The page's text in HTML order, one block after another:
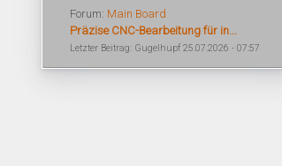
Forum: Main Board
Präzise CNC-Bearbeitung für in...
Letzter Beitrag: Gugelhupf 25.07.2026 - 07:57